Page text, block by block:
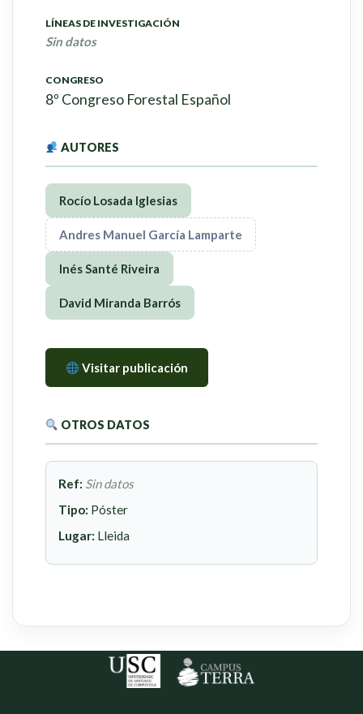
LÍNEAS DE INVESTIGACIÓN
Sin datos
CONGRESO
8º Congreso Forestal Español
AUTORES
Rocío Losada Iglesias
Andres Manuel García Lamparte
Inés Santé Riveira
David Miranda Barrós
Visitar publicación
OTROS DATOS
Ref: Sin datos
Tipo: Póster
Lugar: Lleida